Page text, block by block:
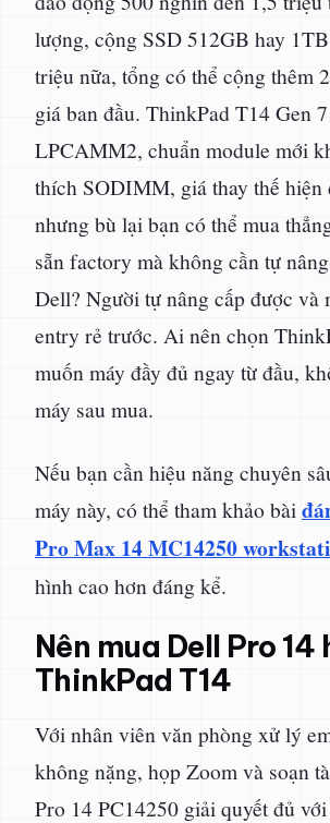
lượng, cộng SSD 512GB hay
triệu nữa, tổng có thể cộng thêm
giá ban đầu. ThinkPad T14 Gen
LPCAMM2, chuẩn module mới
thích SODIMM, giá thay thế hiện
nhưng bù lại bạn có thể mua
sẵn factory mà không cần tự
Dell? Người tự nâng cấp được và
entry rẻ trước. Ai nên chọn
muốn máy đầy đủ ngay từ đầu,
máy sau mua.
Nếu bạn cần hiệu năng chuyên
máy này, có thể tham khảo bài
Pro Max 14 MC14250
hình cao hơn đáng kể.
Nên mua Dell Pro 14
ThinkPad T14
Với nhân viên văn phòng xử lý
không nặng, họp Zoom và soạn
Pro 14 PC14250 giải quyết đủ